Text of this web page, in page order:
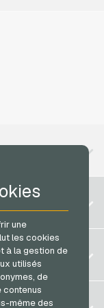
une
les cookies
à la gestion de
utilisés
de
contenus
même des